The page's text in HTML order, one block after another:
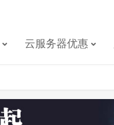
云服务器优惠